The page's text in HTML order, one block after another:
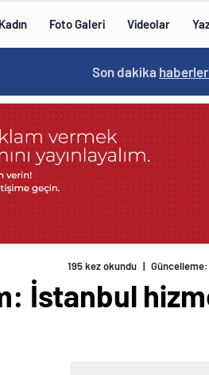
Kadın Foto Galeri Videolar
Son dakika
195 kez okundu |
İstanbul